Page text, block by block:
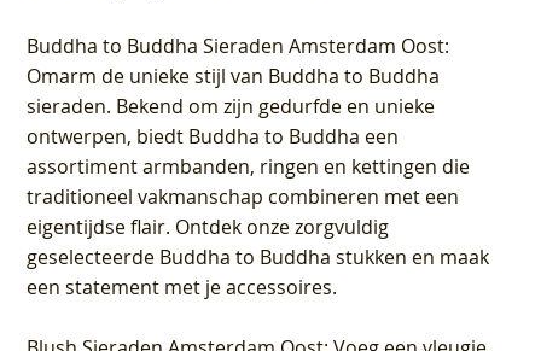
Buddha to Buddha Sieraden Amsterdam Oost:
Omarm de unieke stijl van Buddha to Buddha
sieraden. Bekend om zijn gedurfde en unieke
ontwerpen, biedt Buddha to Buddha een
assortiment armbanden, ringen en kettingen die
traditioneel vakmanschap combineren met een
eigentijdse flair. Ontdek onze zorgvuldig
geselecteerde Buddha to Buddha stukken en maak
een statement met je accessoires.